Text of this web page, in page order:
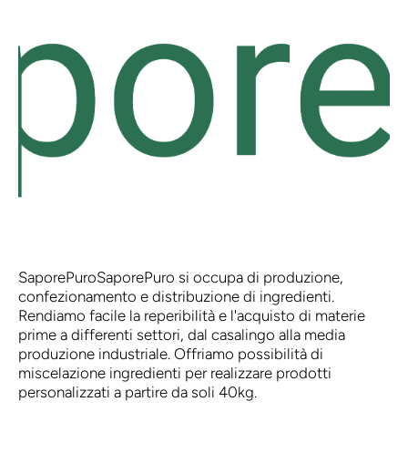
SaporePuroSaporePuro si occupa di produzione,
confezionamento e distribuzione di ingredienti.
Rendiamo facile la reperibilità e l'acquisto di materie
prime a differenti settori, dal casalingo alla media
produzione industriale. Offriamo possibilità di
miscelazione ingredienti per realizzare prodotti
personalizzati a partire da soli 40kg.